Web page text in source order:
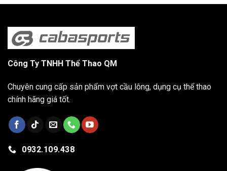
Công Ty TNHH Thể Thao QM
Chuyên cung cấp sản phẩm vợt cầu lông, dụng cụ thể thao
chính hãng giá tốt.
0932.109.438